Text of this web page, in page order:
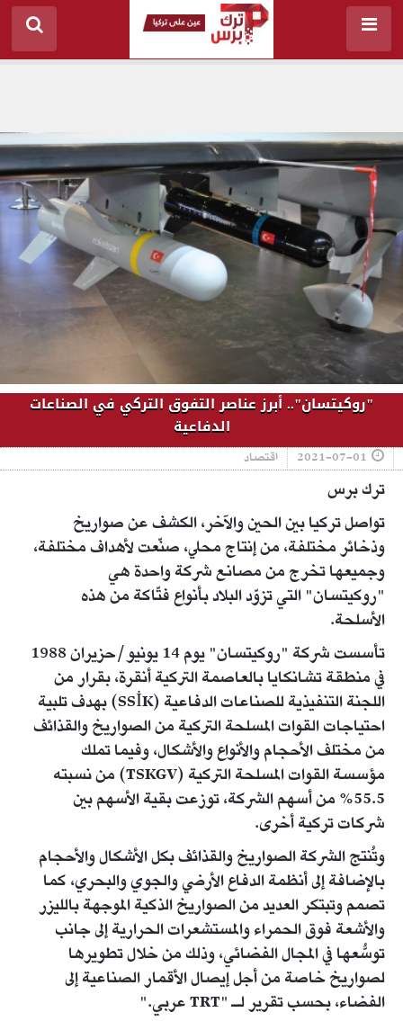
"روكيتسان".. أبرز عناصر التفوق التركي في الصناعات
الدفاعية
2021-07-01 اقتصاد
ترك برس
تواصل تركيا بين الحين والآخر، الكشف عن صواريخ
وذخائر مختلفة، من إنتاج محلي، صنّعت لأهداف مختلفة،
وجميعها تخرج من مصانع شركة واحدة هي
"روكيتسان" التي تزوّد البلاد بأنواع فتّاكة من هذه
الأسلحة.
تأسست شركة "روكيتسان" يوم 14 يونيو/حزيران 1988
في منطقة تشانكايا بالعاصمة التركية أنقرة، بقرار من
اللجنة التنفيذية للصناعات الدفاعية (SSİK) بهدف تلبية
احتياجات القوات المسلحة التركية من الصواريخ والقذائف
من مختلف الأحجام والأنواع والأشكال، وفيما تملك
مؤسسة القوات المسلحة التركية (TSKGV) من نسبته
55.5% من أسهم الشركة، توزعت بقية الأسهم بين
شركات تركية أخرى.
وتُنتج الشركة الصواريخ والقذائف بكل الأشكال والأحجام
بالإضافة إلى أنظمة الدفاع الأرضي والجوي والبحري، كما
تصمم وتبتكر العديد من الصواريخ الذكية الموجهة بالليزر
والأشعة فوق الحمراء والمستشعرات الحرارية إلى جانب
توسُّعها في المجال الفضائي، وذلك من خلال تطويرها
لصواريخ خاصة من أجل إيصال الأقمار الصناعية إلى
الفضاء، بحسب تقرير لـ "TRT عربي."